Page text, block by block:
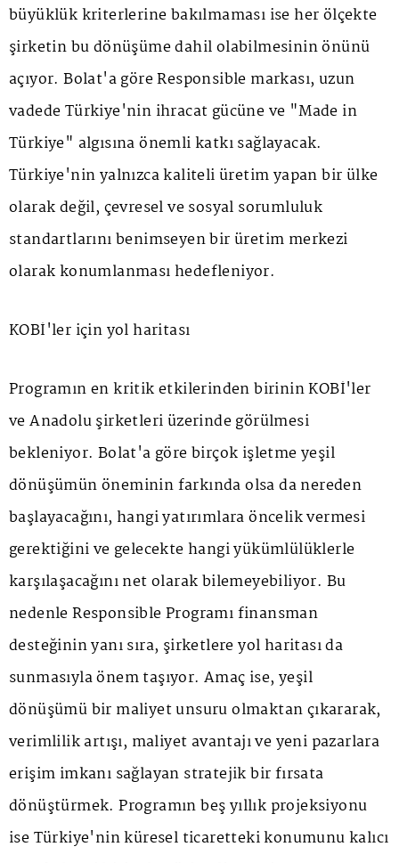
büyüklük kriterlerine bakılmaması ise her ölçekte
şirketin bu dönüşüme dahil olabilmesinin önünü
açıyor. Bolat'a göre Responsible markası, uzun
vadede Türkiye'nin ihracat gücüne ve "Made in
Türkiye" algısına önemli katkı sağlayacak.
Türkiye'nin yalnızca kaliteli üretim yapan bir ülke
olarak değil, çevresel ve sosyal sorumluluk
standartlarını benimseyen bir üretim merkezi
olarak konumlanması hedefleniyor.
KOBİ'ler için yol haritası
Programın en kritik etkilerinden birinin KOBİ'ler
ve Anadolu şirketleri üzerinde görülmesi
bekleniyor. Bolat'a göre birçok işletme yeşil
dönüşümün öneminin farkında olsa da nereden
başlayacağını, hangi yatırımlara öncelik vermesi
gerektiğini ve gelecekte hangi yükümlülüklerle
karşılaşacağını net olarak bilemeyebiliyor. Bu
nedenle Responsible Programı finansman
desteğinin yanı sıra, şirketlere yol haritası da
sunmasıyla önem taşıyor. Amaç ise, yeşil
dönüşümü bir maliyet unsuru olmaktan çıkararak,
verimlilik artışı, maliyet avantajı ve yeni pazarlara
erişim imkanı sağlayan stratejik bir fırsata
dönüştürmek. Programın beş yıllık projeksiyonu
ise Türkiye'nin küresel ticaretteki konumunu kalıcı